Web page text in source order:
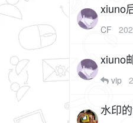
xiuno
CF
xiuno
vip
水印